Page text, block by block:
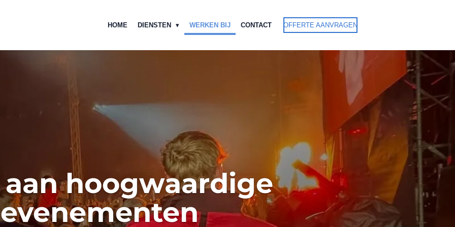
HOME DIENSTEN WERKEN BIJ CONTACT OFFERTE AANVRAGEN
hoogwaardige